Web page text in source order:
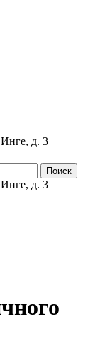
д. 3
Поиск
д. 3